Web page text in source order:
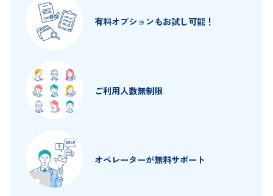
有料オプションもお試し可能！
ご利用人数無制限
オペレーターが無料サポート